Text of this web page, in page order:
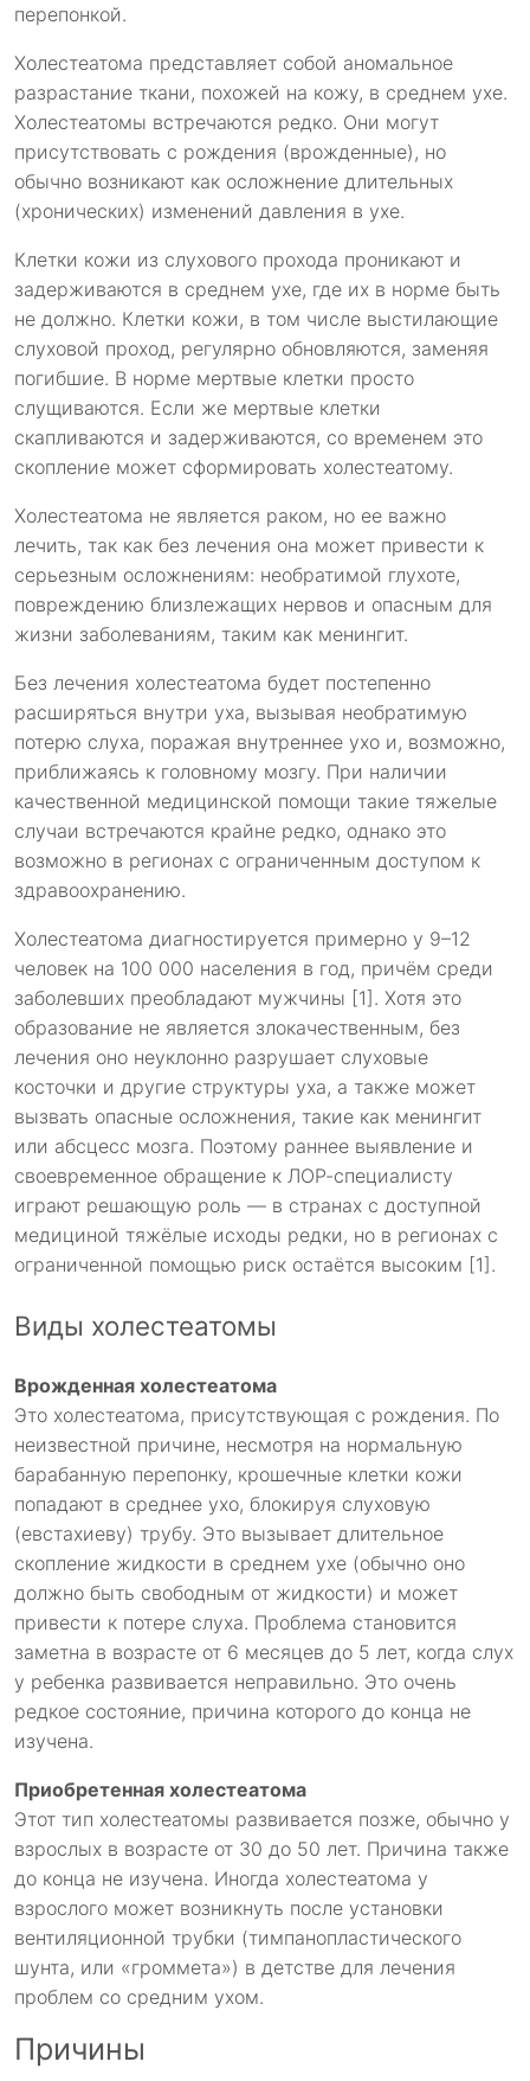
перепонкой.
Холестеатома представляет собой аномальное
разрастание ткани, похожей на кожу, в среднем ухе.
Холестеатомы встречаются редко. Они могут
присутствовать с рождения (врожденные), но
обычно возникают как осложнение длительных
(хронических) изменений давления в ухе.
Клетки кожи из слухового прохода проникают и
задерживаются в среднем ухе, где их в норме быть
не должно. Клетки кожи, в том числе выстилающие
слуховой проход, регулярно обновляются, заменяя
погибшие. В норме мертвые клетки просто
слущиваются. Если же мертвые клетки
скапливаются и задерживаются, со временем это
скопление может сформировать холестеатому.
Холестеатома не является раком, но ее важно
лечить, так как без лечения она может привести к
серьезным осложнениям: необратимой глухоте,
повреждению близлежащих нервов и опасным для
жизни заболеваниям, таким как менингит.
Без лечения холестеатома будет постепенно
расширяться внутри уха, вызывая необратимую
потерю слуха, поражая внутреннее ухо и, возможно,
приближаясь к головному мозгу. При наличии
качественной медицинской помощи такие тяжелые
случаи встречаются крайне редко, однако это
возможно в регионах с ограниченным доступом к
здравоохранению.
Холестеатома диагностируется примерно у 9–12
человек на 100 000 населения в год, причём среди
заболевших преобладают мужчины [1]. Хотя это
образование не является злокачественным, без
лечения оно неуклонно разрушает слуховые
косточки и другие структуры уха, а также может
вызвать опасные осложнения, такие как менингит
или абсцесс мозга. Поэтому раннее выявление и
своевременное обращение к ЛОР-специалисту
играют решающую роль — в странах с доступной
медициной тяжёлые исходы редки, но в регионах с
ограниченной помощью риск остаётся высоким [1].
Виды холестеатомы
Врожденная холестеатома
Это холестеатома, присутствующая с рождения. По
неизвестной причине, несмотря на нормальную
барабанную перепонку, крошечные клетки кожи
попадают в среднее ухо, блокируя слуховую
(евстахиеву) трубу. Это вызывает длительное
скопление жидкости в среднем ухе (обычно оно
должно быть свободным от жидкости) и может
привести к потере слуха. Проблема становится
заметна в возрасте от 6 месяцев до 5 лет, когда слух
у ребенка развивается неправильно. Это очень
редкое состояние, причина которого до конца не
изучена.
Приобретенная холестеатома
Этот тип холестеатомы развивается позже, обычно у
взрослых в возрасте от 30 до 50 лет. Причина также
до конца не изучена. Иногда холестеатома у
взрослого может возникнуть после установки
вентиляционной трубки (тимпанопластического
шунта, или «громмета») в детстве для лечения
проблем со средним ухом.
Причины